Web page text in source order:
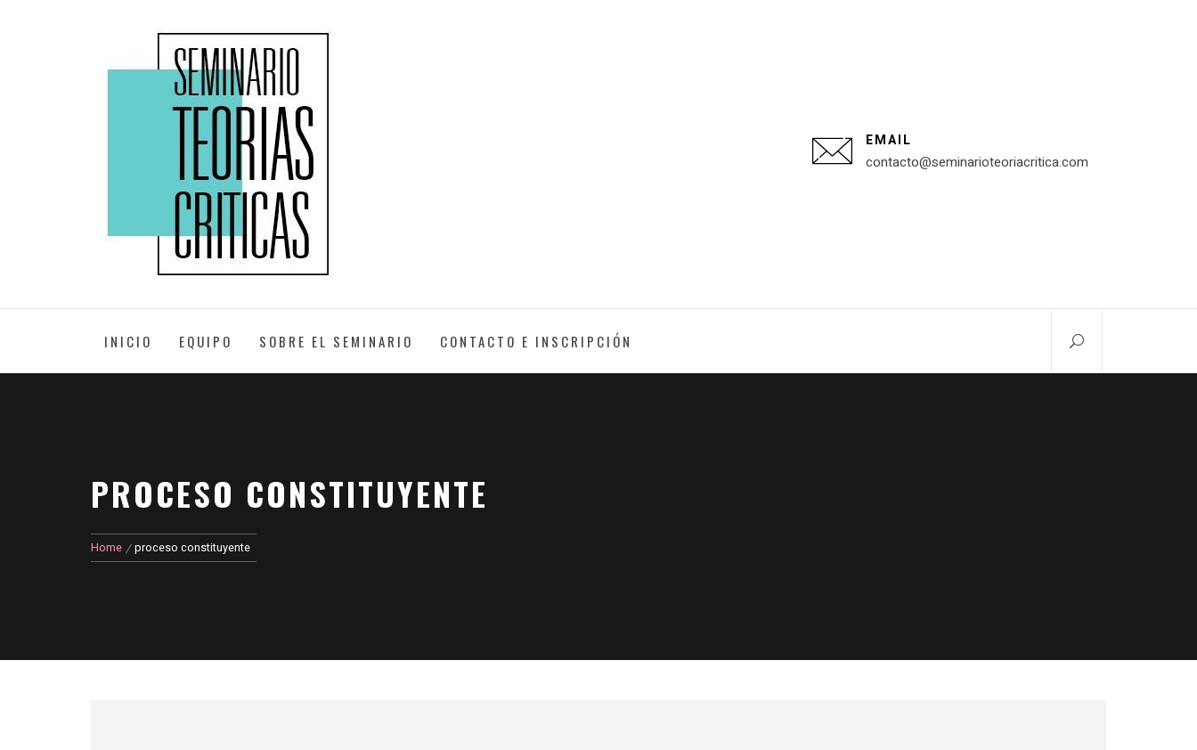
TEORÍAS
CRÍTICAS
EMAIL
contacto@seminarioteoriacritica.com
INICIO EQUIPO SOBRE EL SEMINARIO CONTACTO E INSCRIPCIÓN
PROCESO CONSTITUYENTE
Home proceso constituyente